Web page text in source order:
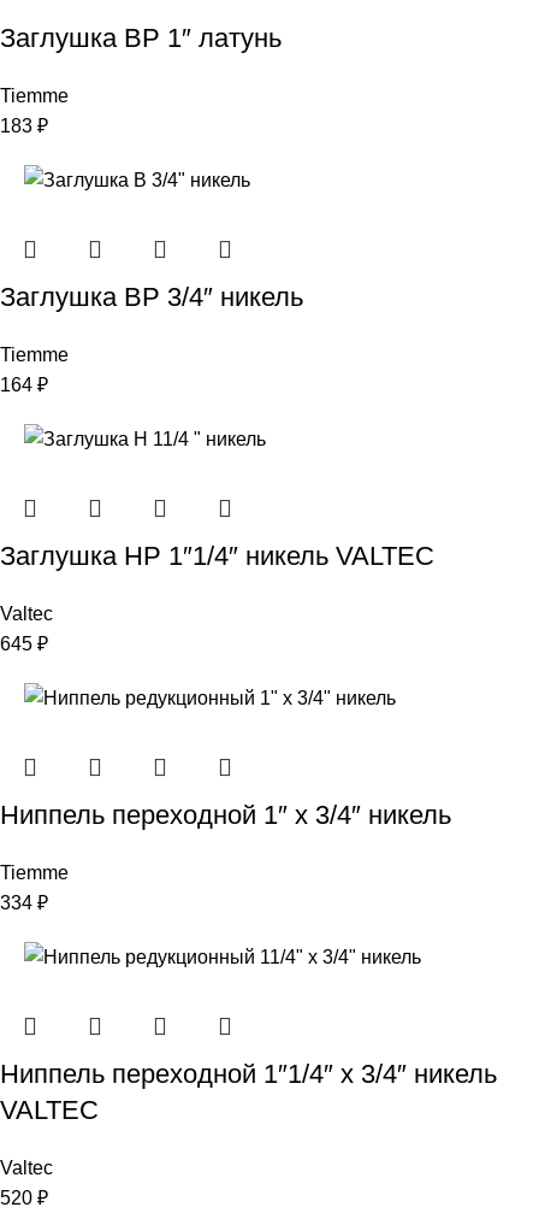
Заглушкa ВР 1″ латунь
Tiemme
183 ₽
Заглушка ВР 3/4″ никель
Tiemme
164 ₽
Заглушка НР 1″1/4″ никель VALTEC
Valtec
645 ₽
Ниппель переходной 1″ х 3/4″ никель
Tiemme
334 ₽
Ниппель переходной 1″1/4″ x 3/4″ никель
VALTEC
Valtec
520 ₽